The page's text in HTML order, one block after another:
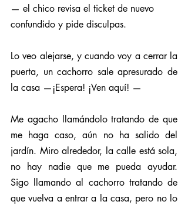
— el chico revisa el ticket de nuevo
confundido y pide disculpas.
Lo veo alejarse, y cuando voy a cerrar la
puerta, un cachorro sale apresurado de
la casa —¡Espera! ¡Ven aquí! —
Me agacho llamándolo tratando de que
me haga caso, aún no ha salido del
jardín. Miro alrededor, la calle está sola,
no hay nadie que me pueda ayudar.
Sigo llamando al cachorro tratando de
que vuelva a entrar a la casa, pero no lo